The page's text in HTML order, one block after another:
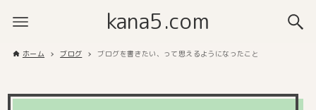
kana5.com
ホーム ブログ ブログを書きたい、って思えるようになったこと